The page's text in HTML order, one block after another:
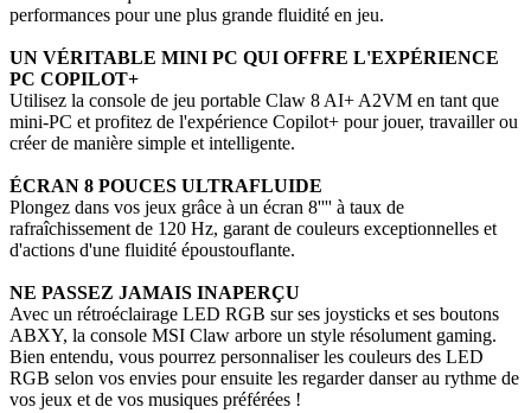
performances pour une plus grande fluidité en jeu.
UN VÉRITABLE MINI PC QUI OFFRE L'EXPÉRIENCE
PC COPILOT+
Utilisez la console de jeu portable Claw 8 AI+ A2VM en tant que
mini-PC et profitez de l'expérience Copilot+ pour jouer, travailler ou
créer de manière simple et intelligente.
ÉCRAN 8 POUCES ULTRAFLUIDE
Plongez dans vos jeux grâce à un écran 8'''' à taux de
rafraîchissement de 120 Hz, garant de couleurs exceptionnelles et
d'actions d'une fluidité époustouflante.
NE PASSEZ JAMAIS INAPERÇU
Avec un rétroéclairage LED RGB sur ses joysticks et ses boutons
ABXY, la console MSI Claw arbore un style résolument gaming.
Bien entendu, vous pourrez personnaliser les couleurs des LED
RGB selon vos envies pour ensuite les regarder danser au rythme de
vos jeux et de vos musiques préférées !